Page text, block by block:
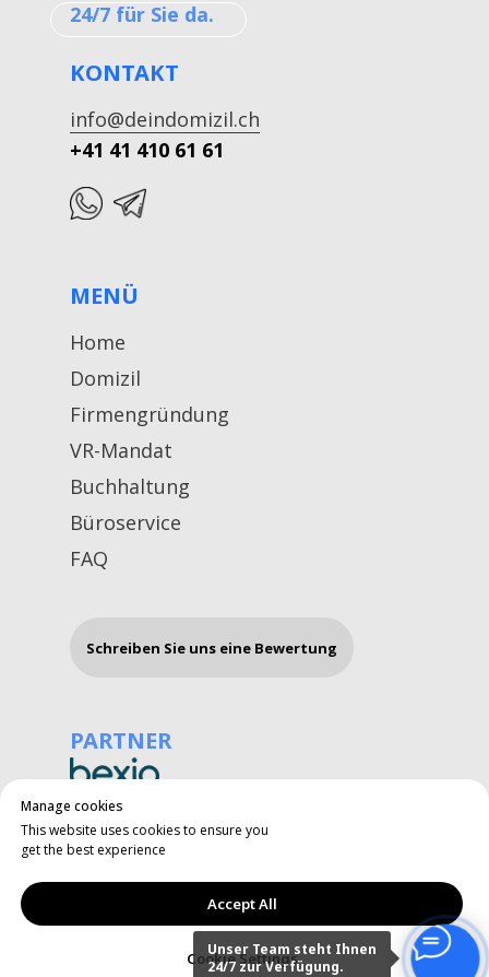
Manage cookies
This website uses cookies to ensure you
get the best experience
Accept All
Cookie Settings
Unser Team steht Ihnen
24/7 zur Verfügung.
-Datenschutz
info@deindomizil.ch
+41 41 410 61 61
MENÜ
Home
KONTAKT
24/7 für Sie da.
Domizil
FAQ
Firmengründung
VR-Mandat
Buchhaltung
Büroservice
PARTNER
Schreiben Sie uns eine Bewertung